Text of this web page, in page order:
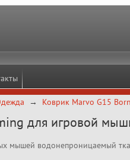
Коврик Marvo G15
для игровой
мышей водонепроницаемый